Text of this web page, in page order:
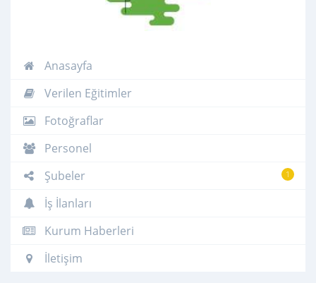
Anasayfa
Verilen Eğitimler
Fotoğraflar
Personel
1
Şubeler
İş İlanları
Kurum Haberleri
İletişim